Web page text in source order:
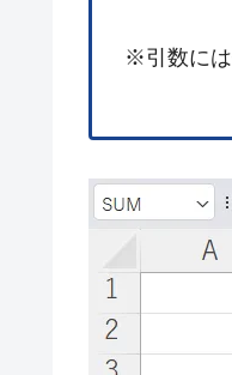
※引数には